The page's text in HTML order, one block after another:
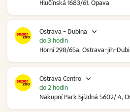
Hlučínská 1683/61, Opava
Ostrava - Dubina
Horní 298/65a, Ostrava-jih-
do 3 hodin
Ostrava Centro
Nákupní Park Sjízdná 5602/ 4,
do 2 hodin